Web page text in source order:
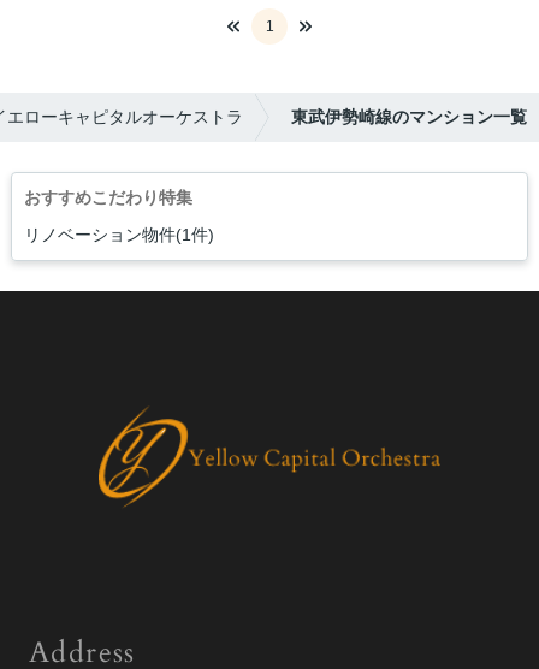
1
ローキャピタルオーケストラ 東武伊勢崎線のマンション一覧
おすすめこだわり特集
リノベーション物件(1件)
Address